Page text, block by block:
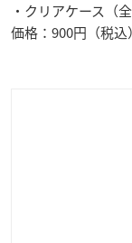
・クリアケース（全
価格：900円（税込）